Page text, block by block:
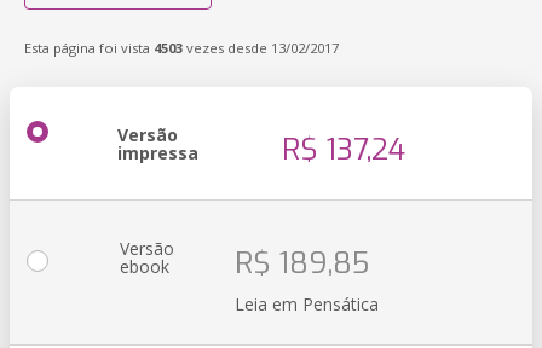
Esta página foi vista 4503 vezes desde 13/02/2017
Versão
impressa R$ 137,24
Versão
ebook R$ 189,85
Leia em Pensática